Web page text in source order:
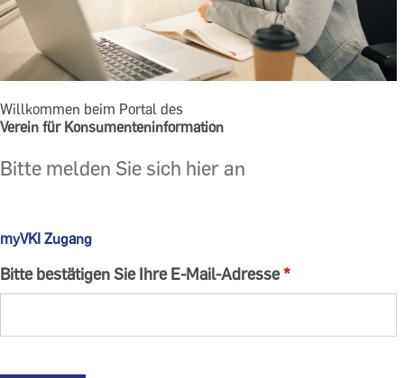
Willkommen beim Portal des
Verein für Konsumenteninformation
Bitte melden Sie sich hier an
myVKI Zugang
Bitte bestätigen Sie Ihre E-Mail-Adresse